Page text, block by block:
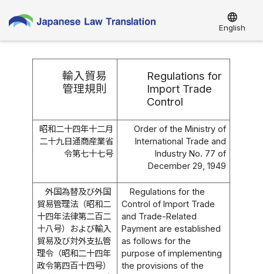
language
English
輸入貿易
管理規則
Regulations for
Import Trade
Control
昭和二十四年十二月
二十九日通商産業省
令第七十七号
Order of the Ministry of
International Trade and
Industry No. 77 of
December 29, 1949
外国為替及び外国
貿易管理法（昭和二
十四年法律第二百二
十八号）および輸入
貿易及び対外支払管
理令（昭和二十四年
政令第四百十四号）
Regulations for the
Control of Import Trade
and Trade-Related
Payment are established
as follows for the
purpose of implementing
the provisions of the